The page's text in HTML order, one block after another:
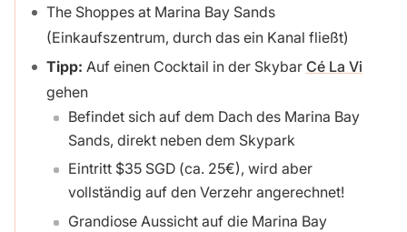
The Shoppes at Marina Bay Sands
(Einkaufszentrum, durch das ein Kanal fließt)
Tipp: Auf einen Cocktail in der Skybar Cé La Vi
gehen
Befindet sich auf dem Dach des Marina Bay
Sands, direkt neben dem Skypark
Eintritt $35 SGD (ca. 25€), wird aber
vollständig auf den Verzehr angerechnet!
Grandiose Aussicht auf die Marina Bay